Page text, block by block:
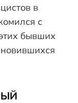
в
с
бывших